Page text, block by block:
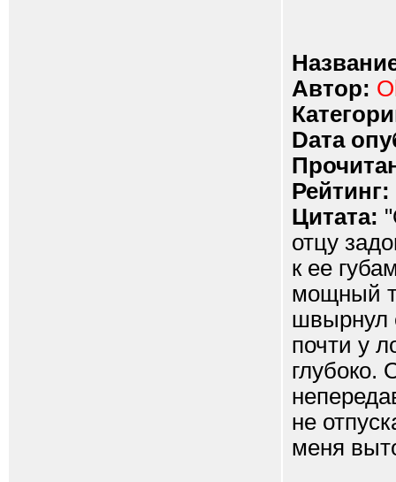
Автор:
Dата
Рейтинг:
Цитата:
отцу
к ее
мощный
швырнул
почти у
глубоко.
не
меня